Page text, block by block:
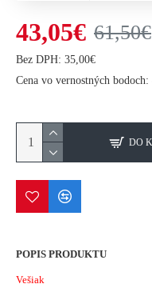
43,05€ 61,50€
Bez DPH: 35,00€
Cena vo vernostných bodoch:
DO
POPIS PRODUKTU
Vešiak